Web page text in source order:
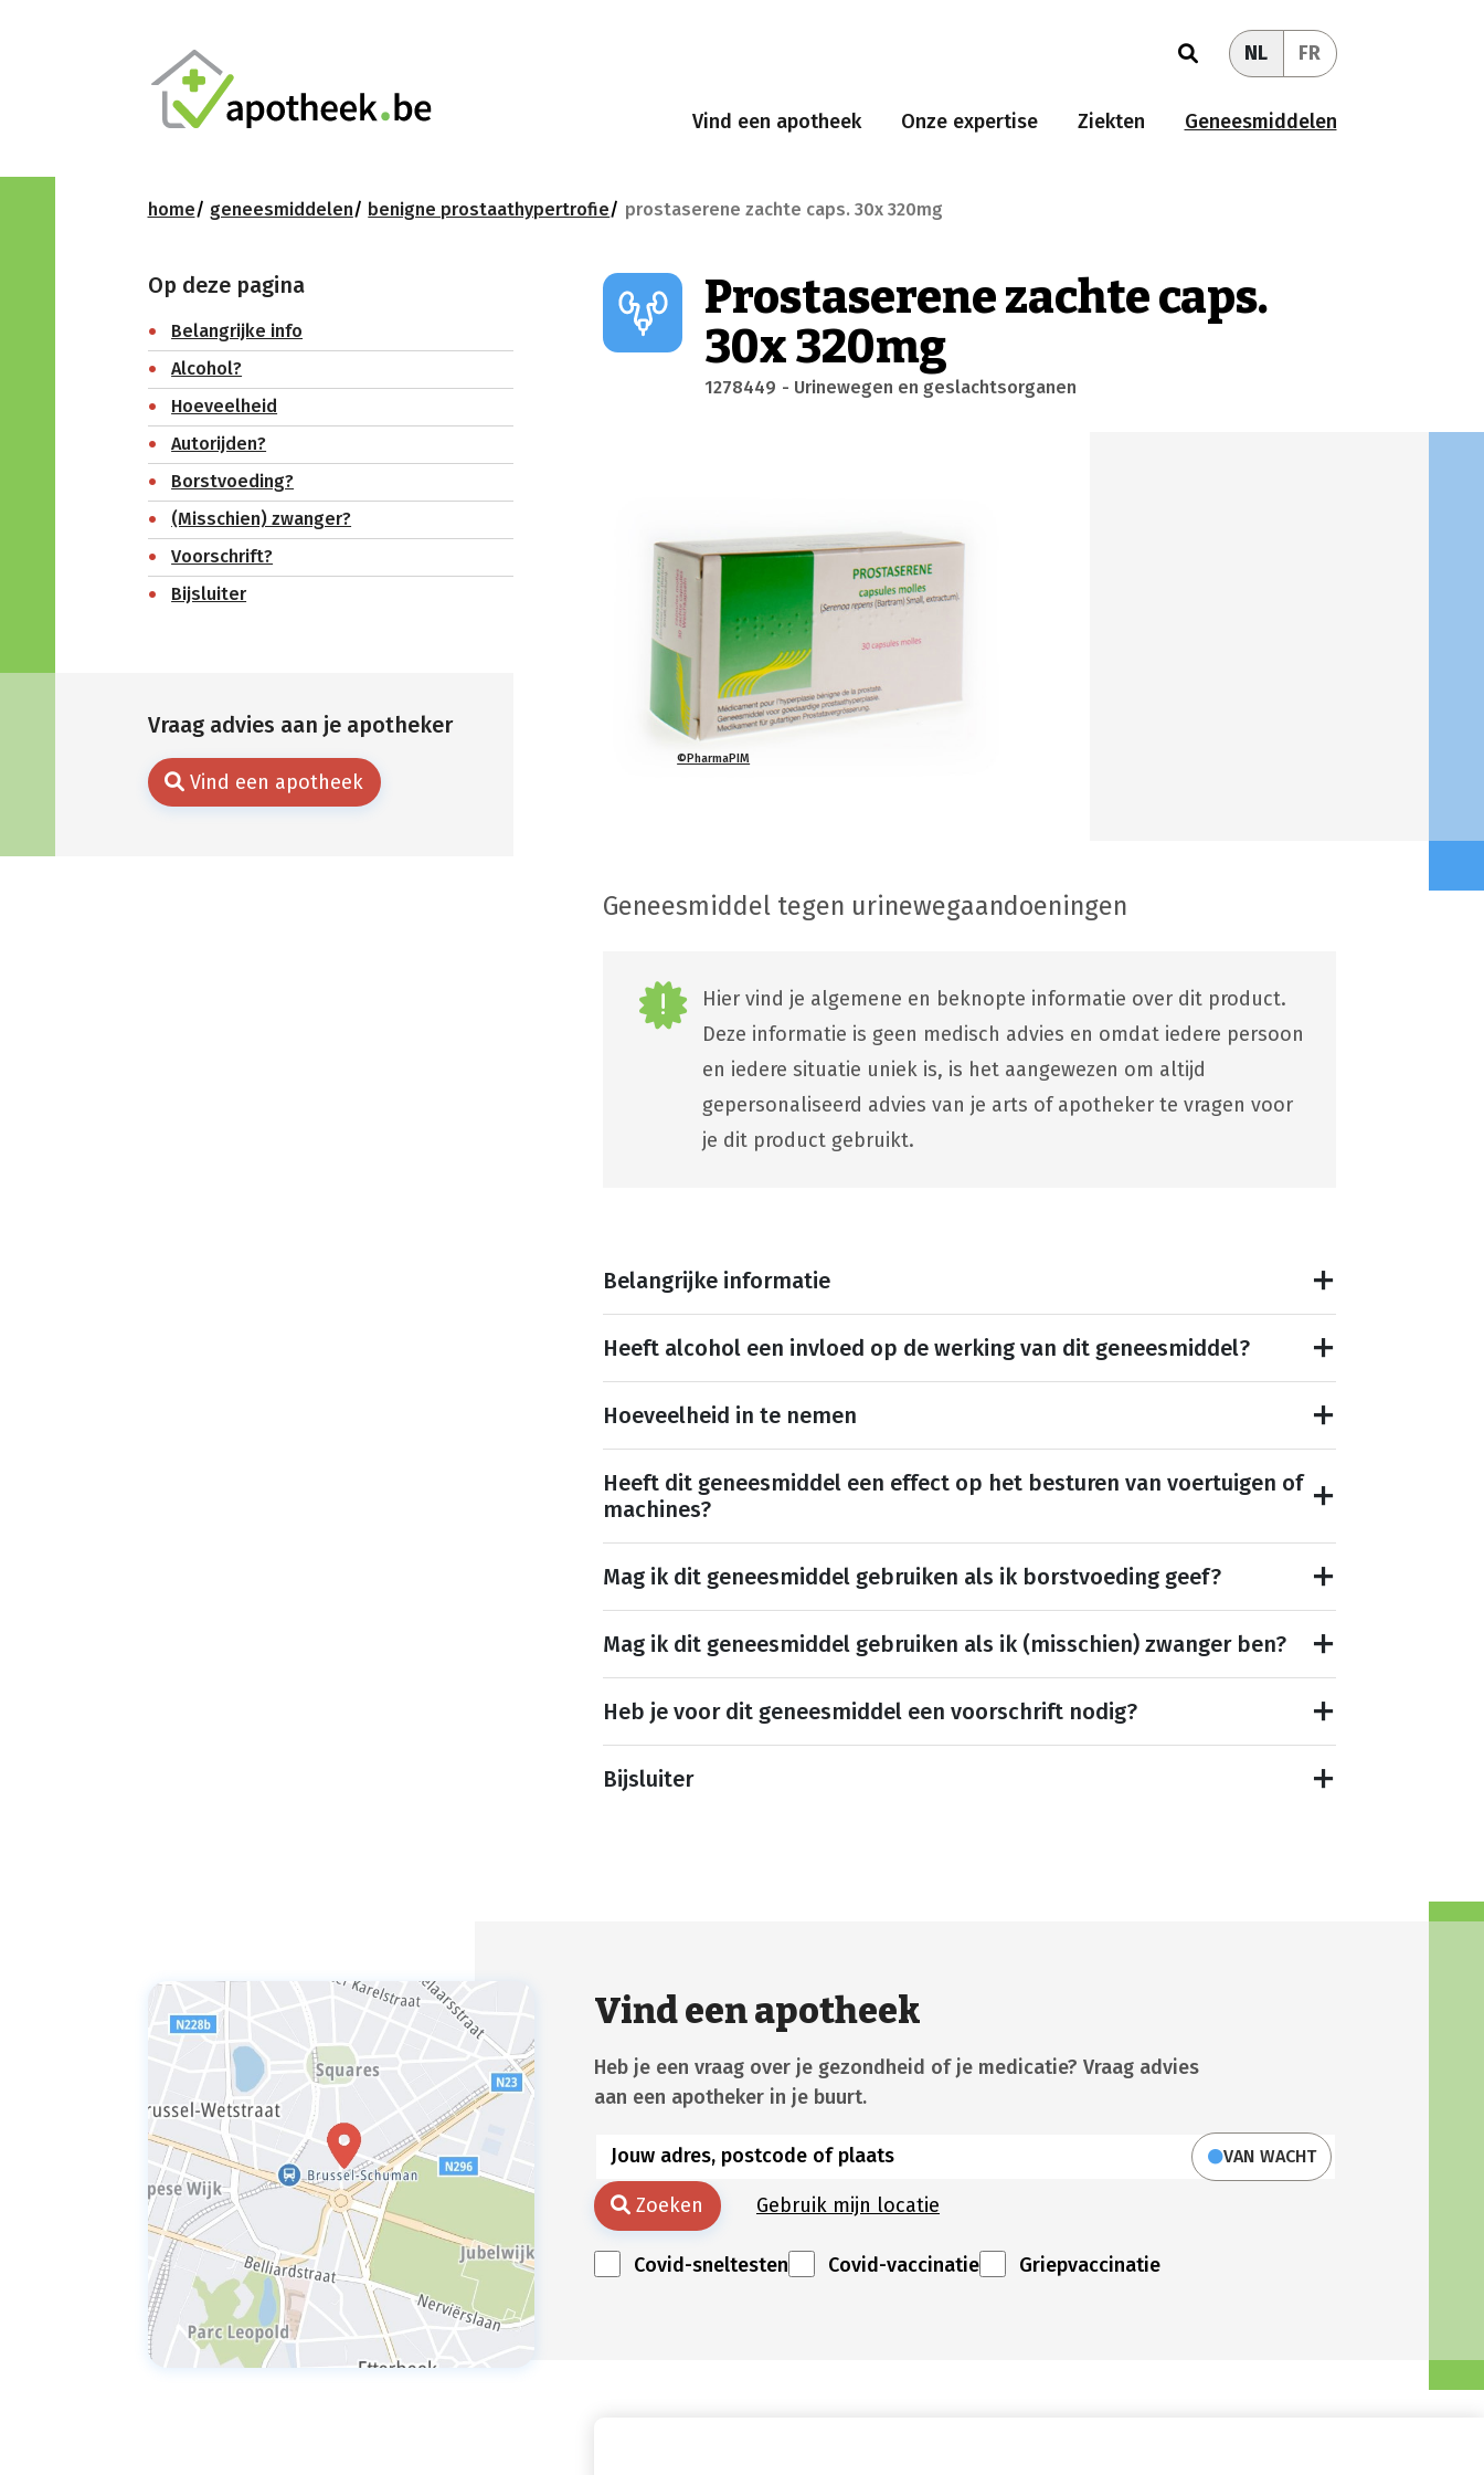
NL FR
Vind een apotheek Onze expertise Ziekten Geneesmiddelen
home geneesmiddelen benigne prostaathypertrofie prostaserene zachte caps. 30x 320mg
Vraag advies aan je apotheker
Vind een apotheek
Op deze pagina
Belangrijke info
Alcohol?
Hoeveelheid
Autorijden?
Borstvoeding?
(Misschien) zwanger?
Voorschrift?
Bijsluiter
Prostaserene zachte caps.
30x 320mg
1278449 - Urinewegen en geslachtsorganen
©PharmaPIM
Geneesmiddel tegen urinewegaandoeningen
Hier vind je algemene en beknopte informatie over dit product.
Deze informatie is geen medisch advies en omdat iedere persoon
en iedere situatie uniek is, is het aangewezen om altijd
gepersonaliseerd advies van je arts of apotheker te vragen voor
je dit product gebruikt.
Belangrijke informatie
Heeft alcohol een invloed op de werking van dit geneesmiddel?
Hoeveelheid in te nemen
Heeft dit geneesmiddel een effect op het besturen van voertuigen of
machines?
Mag ik dit geneesmiddel gebruiken als ik borstvoeding geef?
Mag ik dit geneesmiddel gebruiken als ik (misschien) zwanger ben?
Heb je voor dit geneesmiddel een voorschrift nodig?
Bijsluiter
Vind een apotheek
Heb je een vraag over je gezondheid of je medicatie? Vraag advies
aan een apotheker in je buurt.
VAN WACHT
Zoeken Gebruik mijn locatie
Covid-sneltesten Covid-vaccinatie Griepvaccinatie